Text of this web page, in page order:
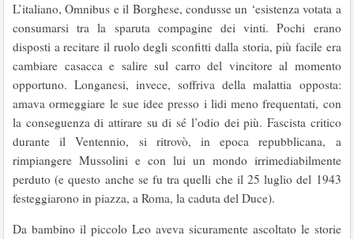
L’italiano, Omnibus e il Borghese, condusse un ‘esistenza votata a
consumarsi tra la sparuta compagine dei vinti. Pochi erano
disposti a recitare il ruolo degli sconfitti dalla storia, più facile era
cambiare casacca e salire sul carro del vincitore al momento
opportuno. Longanesi, invece, soffriva della malattia opposta:
amava ormeggiare le sue idee presso i lidi meno frequentati, con
la conseguenza di attirare su di sé l’odio dei più. Fascista critico
durante il Ventennio, si ritrovò, in epoca repubblicana, a
rimpiangere Mussolini e con lui un mondo irrimediabilmente
perduto (e questo anche se fu tra quelli che il 25 luglio del 1943
festeggiarono in piazza, a Roma, la caduta del Duce).
Da bambino il piccolo Leo aveva sicuramente ascoltato le storie